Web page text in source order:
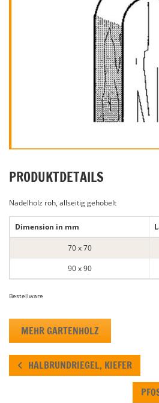
PRODUKTDETAILS
Nadelholz roh, allseitig gehobelt
Dimension in mm
70 x 70
90 x 90
Bestellware
MEHR GARTENHOLZ
HALBRUNDRIEGEL, KIEFER